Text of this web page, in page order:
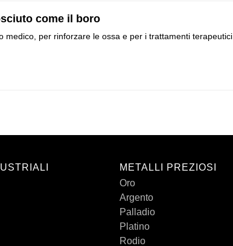
come il boro
per rinforzare le ossa e per i trattamenti terapeutici
METALLI PREZIOSI
Oro
Argento
Palladio
Platino
Rodio